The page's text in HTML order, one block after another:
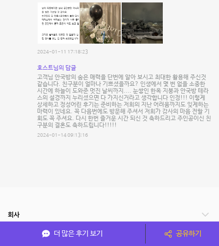
2024-01-11 17:18:23
호스트님의 답글
고객님 안국방의 숨은 매력을 단번에 알아 보시고 최대한 활용해 주신것
같습니다. 친구분이 얼마나 기쁘셨을까요? 인생에서 몇 번 없을 소중한
시간에 하늘이 도와준 멋진 날씨까지.... 눈쌓인 한옥 지붕과 안국방 테라
스의 설경까지 누리셨으면 다 가지신거라고 생각합니다 인정!!! 이렇게
상세하고 정성어린 후기는 준비하는 저희의 지난 어려움까지도 잊게하는
마력이 있네요. 꼭 다음번에도 방문해 주셔서 저희가 감사의 마음 전할 기
회도 꼭 주셔요. 다시 한번 즐거운 시간 되신 것 축하드리고 주인공이신 친
구분의 결혼도 축하드립니다!!!!!
2024-01-14 09:13:16
더 많은 후기 보기 공유하기
회사